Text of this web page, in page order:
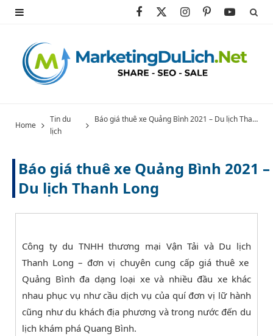
c T
I
s
P
n
Y
u
Home
Tin du
lịch
Báo giá thuê xe Quảng Bình 2021 – Du lịch Thanh Long
Báo giá thuê xe Quảng Bình 2021 –
Du lịch Thanh Long
Công ty du TNHH thương mại Vận Tải và Du lịch
Thanh Long – đơn vị chuyên cung cấp giá thuê xe
Quảng Bình đa dạng loại xe và nhiều đầu xe khác
nhau phục vụ như cầu dịch vụ của quí đơn vị lữ hành
cũng như du khách địa phương và trong nước đến du
lịch khám phá Quang Bình.